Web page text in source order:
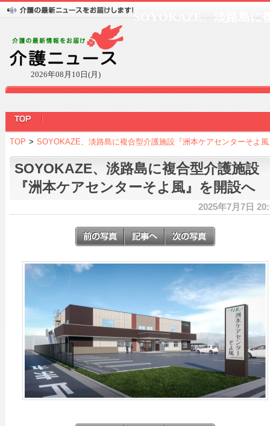
2026年08月10日(月)
SOYOKAZE、淡路島に
TOP > SOYOKAZE、淡路島に複合型介護施設『洲本ケアセンターそよ
SOYOKAZE、淡路島に複合型介護施設
『洲本ケアセンターそよ風』を開設へ
2025年7月7日